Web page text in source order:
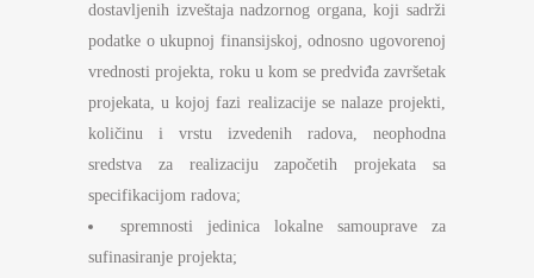
dostavljenih izveštaja nadzornog organa, koji sadrži
podatke o ukupnoj finansijskoj, odnosno ugovorenoj
vrednosti projekta, roku u kom se predviđa završetak
projekata, u kojoj fazi realizacije se nalaze projekti,
količinu i vrstu izvedenih radova, neophodna
sredstva za realizaciju započetih projekata sa
specifikacijom radova;
spremnosti jedinica lokalne samouprave za
sufinasiranje projekta;